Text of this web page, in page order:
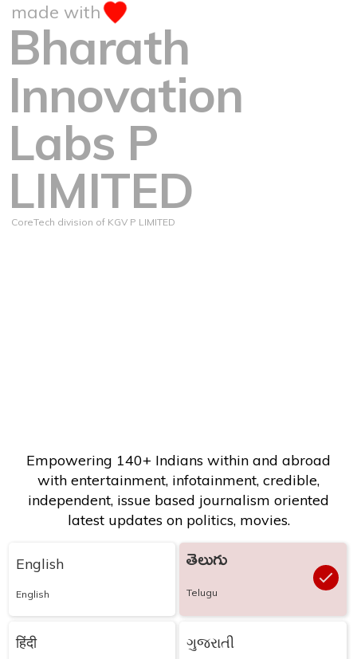
made with
Bharath
Innovation
Labs P
LIMITED
CoreTech division of KGV P LIMITED
Empowering 140+ Indians within and abroad
with entertainment, infotainment, credible,
independent, issue based journalism oriented
latest updates on politics, movies.
English
English
తెలుగు
Telugu
हिंदी ગુજરાતી